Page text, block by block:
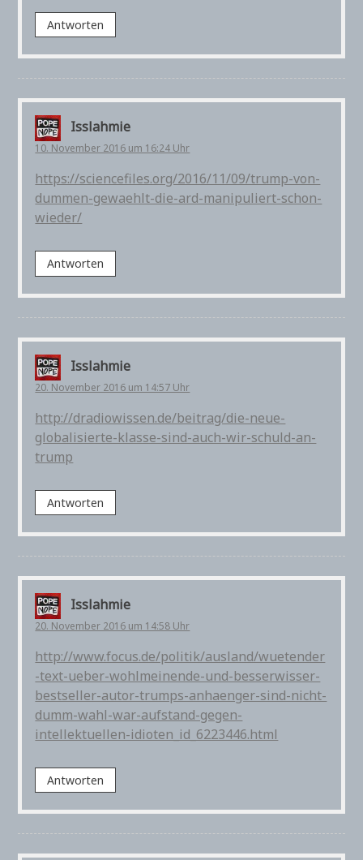
Antworten
Isslahmie
10. November 2016 um 16:24 Uhr
https://sciencefiles.org/2016/11/09/trump-von-
dummen-gewaehlt-die-ard-manipuliert-schon-
wieder/
Antworten
Isslahmie
20. November 2016 um 14:57 Uhr
http://dradiowissen.de/beitrag/die-neue-
globalisierte-klasse-sind-auch-wir-schuld-an-
trump
Antworten
Isslahmie
20. November 2016 um 14:58 Uhr
http://www.focus.de/politik/ausland/wuetender
-text-ueber-wohlmeinende-und-besserwisser-
bestseller-autor-trumps-anhaenger-sind-nicht-
dumm-wahl-war-aufstand-gegen-
intellektuellen-idioten_id_6223446.html
Antworten